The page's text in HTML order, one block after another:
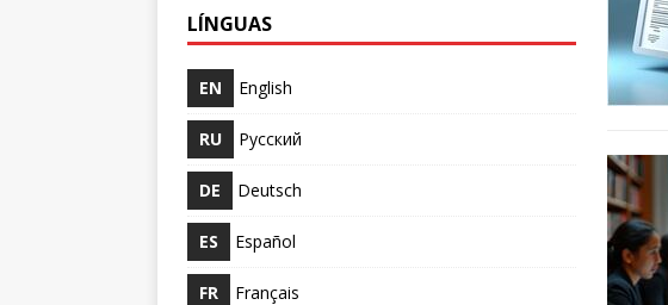
LÍNGUAS
EN English
RU Русский
DE Deutsch
ES Español
FR Français